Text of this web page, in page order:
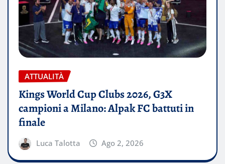
ATTUALITÀ
Kings World Cup Clubs 2026, G3X
campioni a Milano: Alpak FC battuti in
finale
Luca Talotta Ago 2, 2026